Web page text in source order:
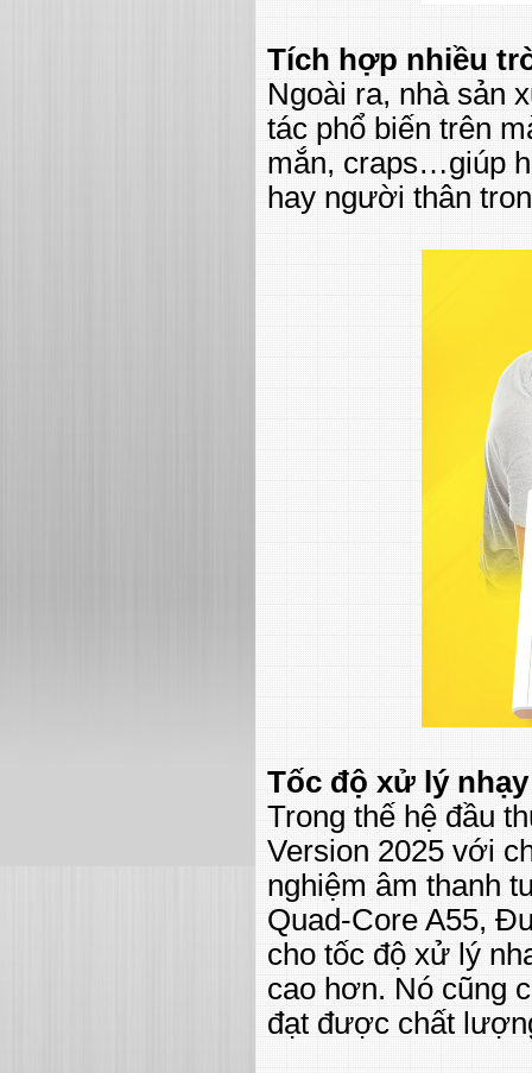
Tích hợp nhiều
Ngoài ra, nhà sản
tác phổ biến trên
mắn, craps…giúp
hay người thân
Tốc độ xử lý
Trong thế hệ đầu
Version 2025 với
nghiệm âm thanh
Quad-Core A55,
cho tốc độ xử lý
cao hơn. Nó cũng
đạt được chất